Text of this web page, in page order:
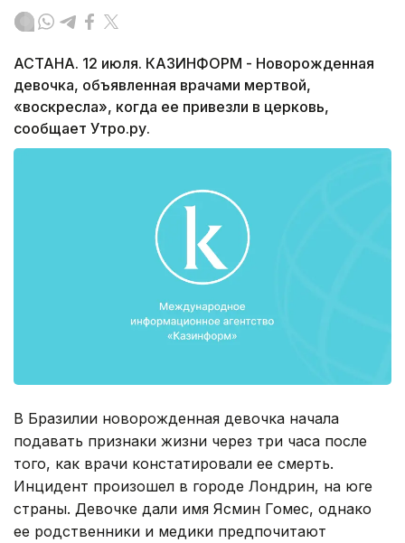
АСТАНА. 12 июля. КАЗИНФОРМ - Новорожденная
девочка, объявленная врачами мертвой,
«воскресла», когда ее привезли в церковь,
сообщает Утро.ру.
В Бразилии новорожденная девочка начала
подавать признаки жизни через три часа после
того, как врачи констатировали ее смерть.
Инцидент произошел в городе Лондрин, на юге
страны. Девочке дали имя Ясмин Гомес, однако
ее родственники и медики предпочитают